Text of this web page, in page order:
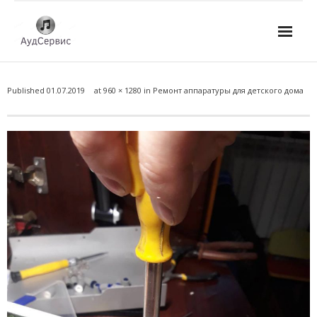
- Ремонт усилителей и AV-ресиверов
- Ремонт микшерных пультов и консолей
- Ремонт активной акустики
- Ремонт домашних кинотеатров
- Ремонт музыкальных центров
- Ремонт аудио для клубов, ресторанов, школ
- Изготовление усилителей
Published 01.07.2019 at 960 × 1280 in Ремонт аппаратуры для детского дома